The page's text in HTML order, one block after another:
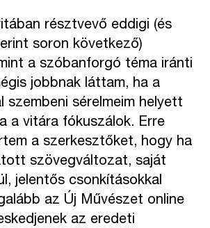
résztvevő eddigi (és
soron következő)
a szóbanforgó téma iránti
jobbnak láttam, ha a
szembeni sérelmeim helyett
a vitára fókuszálok. Erre
a szerkesztőket, hogy ha
szövegváltozat, saját
jelentős csonkításokkal
az Új Művészet online
az eredeti